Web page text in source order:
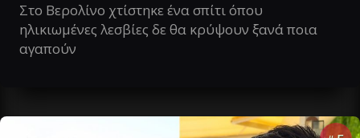
Στο Βερολίνο χτίστηκε ένα σπίτι όπου
ηλικιωμένες λεσβίες δε θα κρύψουν ξανά ποια
αγαπούν